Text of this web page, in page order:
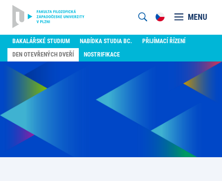
MENU
BAKALÁŘSKÉ STUDIUM NABÍDKA STUDIA BC.
PŘIJÍMACÍ ŘÍZENÍ
DEN OTEVŘENÝCH DVEŘÍ
NOSTRIFIKACE